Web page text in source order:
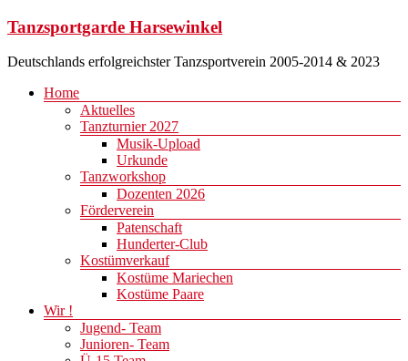
Zum
springen
Tanzsportgarde Harsewinkel
Deutschlands erfolgreichster Tanzsportverein 2005-2014 & 2023
Menü
Home
Aktuelles
Tanzturnier 2027
Musik-Upload
Urkunde
Tanzworkshop
Dozenten 2026
Förderverein
Patenschaft
Hunderter-Club
Kostümverkauf
Kostüme Mariechen
Kostüme Paare
Wir !
Jugend- Team
Junioren- Team